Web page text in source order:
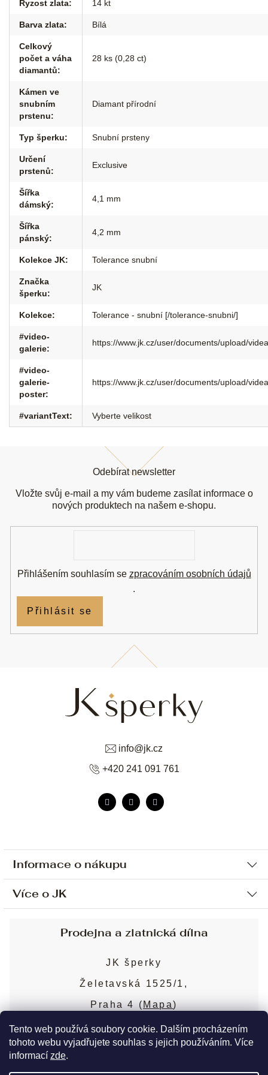
Tento web používá soubory cookie. Dalším procházením
tohoto webu vyjadřujete souhlas s jejich používáním. Více
informací zde.
Ryzost zlata: 14 kt
Barva zlata: Bílá
Celkový
počet a váha
diamantů:
28 ks (0,28 ct)
Kámen ve
snubním
prstenu:
Diamant přírodní
Typ šperku: Snubní prsteny
Určení
prstenů:
Exclusive
Šířka
dámský:
4,1 mm
Šířka
pánský:
4,2 mm
Kolekce JK: Tolerance snubní
Značka
šperku:
JK
Kolekce: Tolerance - snubní [/tolerance-snubni/]
#video-
galerie:
https://www.jk.cz/user/documents/upload/
#video-
galerie-
poster:
https://www.jk.cz/user/documents/upload/
#variantText: Vyberte velikost
Informace o nákupu
Ochrana osobních údajů
Sjednání osobní schůzky
Obchodní podmínky
Puncovní značky
Více o JK
Blog
Nejčastější dotazy
info@jk.cz
+420 241 091 761
Odebírat newsletter
Vložte svůj e-mail a my vám budeme zasílat informace o
nových produktech na našem e-shopu.
Přihlášením souhlasím se zpracováním osobních údajů
.
Přihlásit se
Prodejna a zlatnická dílna
JK šperky
Želetavská 1525/1,
Praha 4 ( Mapa)
Více o prodejně
Copyright 2026JK šperky. Všechna práva